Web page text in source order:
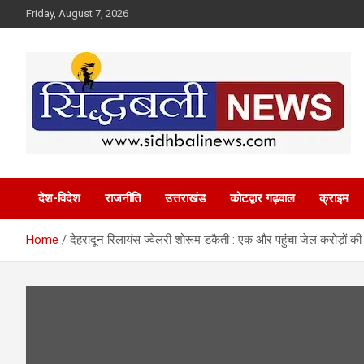
to
Friday, August 7, 2026
Sidhbali News
देश-विदेश राजनीति उत्तराखंड कोटद्वार गढ़वाल क्राइम
Home देहरादून रिलायंस ज्वेलरी शोरूम डकैती : एक और पहुंचा जेल करोड़ों